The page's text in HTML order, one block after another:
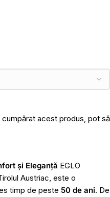
acest produs, pot să
și Eleganță EGLO
Austriac, este o
timp de peste 50 de ani. De